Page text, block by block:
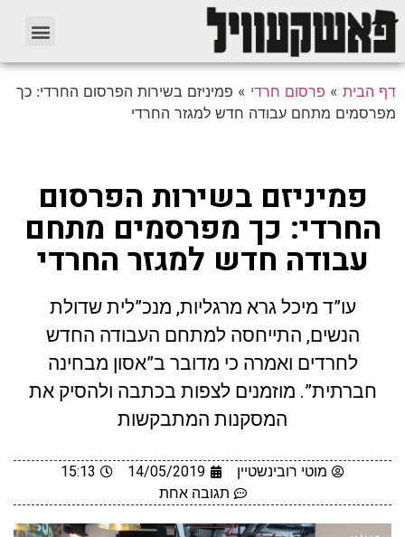
דף הבית » פרסום חרדי » פמיניזם בשירות הפרסום החרדי: כך
מפרסמים מתחם עבודה חדש למגזר החרדי
פמיניזם בשירות הפרסום
החרדי: כך מפרסמים מתחם
עבודה חדש למגזר החרדי
עו”ד מיכל גרא מרגליות, מנכ”לית שדולת
הנשים, התייחסה למתחם העבודה החדש
לחרדים ואמרה כי מדובר ב”אסון מבחינה
חברתית”. מוזמנים לצפות בכתבה ולהסיק את
המסקנות המתבקשות
מוטי רובינשטיין 14/05/2019
15:13
תגובה אחת